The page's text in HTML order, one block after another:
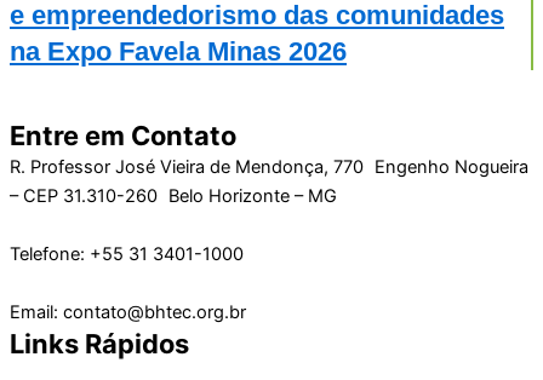
e empreendedorismo das comunidades
na Expo Favela Minas 2026
Entre em Contato
R. Professor José Vieira de Mendonça, 770 Engenho Nogueira
– CEP 31.310-260 Belo Horizonte – MG
Telefone: +55 31 3401-1000
Email: contato@bhtec.org.br
Links Rápidos